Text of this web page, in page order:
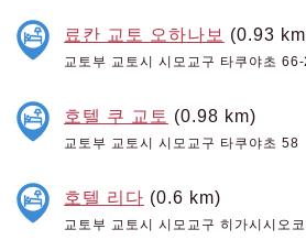
료칸 교토 오하나보 (0.93
교토부 교토시 시모교구 타쿠야초 66-
호텔 쿠 교토 (0.98 km)
교토부 교토시 시모교구 타쿠야초 58
호텔 리다 (0.6 km)
교토부 교토시 시모교구 히가시시오